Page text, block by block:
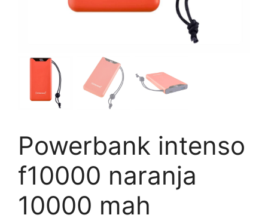
Powerbank intenso
f10000 naranja
10000 mah